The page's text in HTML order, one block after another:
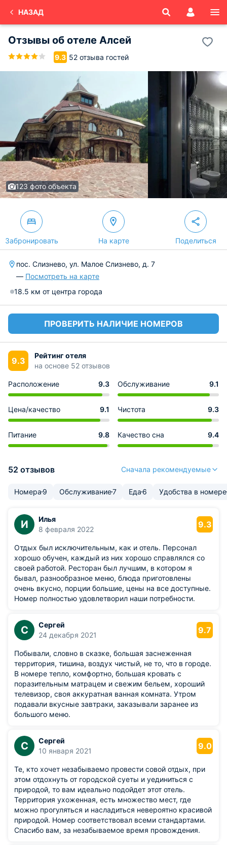
НАЗАД
Отзывы об отеле Алсей
9.3 52 отзыва гостей
123 фото объекта
Забронировать На карте Поделиться
пос. Слизнево, ул. Малое Слизнево, д. 7
— Посмотреть на карте
18.5 км от центра города
ПРОВЕРИТЬ НАЛИЧИЕ НОМЕРОВ
9.3
Рейтинг отеля
на основе 52 отзывов
Расположение 9.3 Обслуживание 9.1
Цена/качество 9.1 Чистота 9.3
Питание 9.8 Качество сна 9.4
52 отзывов Сначала рекомендуемые
Номера 9 Обслуживание7 Еда 6 Удобства в номере
И
Илья
8 февраля 2022
9.3
Отдых был исключительным, как и отель. Персонал
хорошо обучен, каждый из них хорошо справлялся со
своей работой. Ресторан был лучшим, в котором я
бывал, разнообразное меню, блюда приготовлены
очень вкусно, порции большие, цены на все доступные.
Номер полностью удовлетворил наши потребности.
С
Сергей
24 декабря 2021
9.7
Побывали, словно в сказке, большая заснеженная
территория, тишина, воздух чистый, не то, что в городе.
В номере тепло, комфортно, большая кровать с
поразительным матрацем и свежим бельем, хороший
телевизор, своя аккуратная ванная комната. Утром
подавали вкусные завтраки, заказывали заранее из
большого меню.
С
Сергей
10 января 2021
9.0
Те, кто хочет незабываемо провести совой отдых, при
этом отдохнуть от городской суеты и уединиться с
природой, то вам идеально подойдет этот отель.
Территория ухоженная, есть множество мест, где
можно прогуляться и насладиться невероятно красивой
природой. Номер соответствовал всеми стандартами.
Спасибо вам, за незабываемое время провождения.